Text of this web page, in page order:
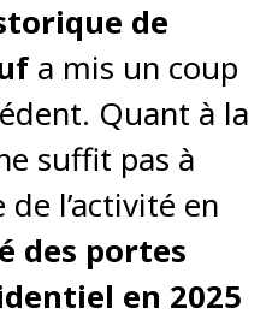
de
a mis un coup
Quant à la
suffit pas à
l’activité en
des portes
en 2025